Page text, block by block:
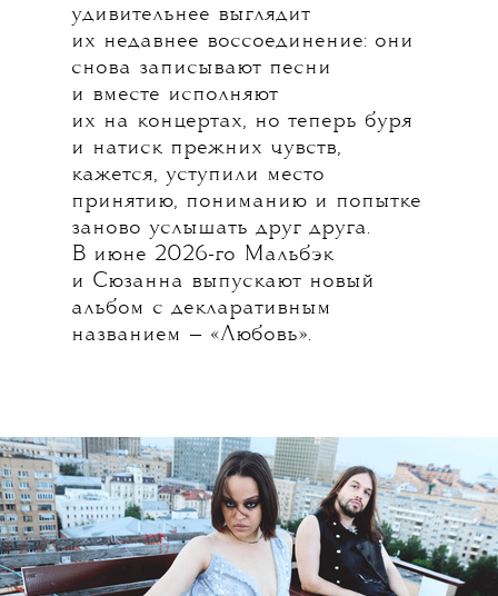
удивительнее выглядит
их недавнее воссоединение: они
снова записывают песни
и вместе исполняют
их на концертах, но теперь буря
и натиск прежних чувств,
кажется, уступили место
принятию, пониманию и попытке
заново услышать друг друга.
В июне 2026-го Мальбэк
и Сюзанна выпускают новый
альбом с декларативным
названием — «Любовь».